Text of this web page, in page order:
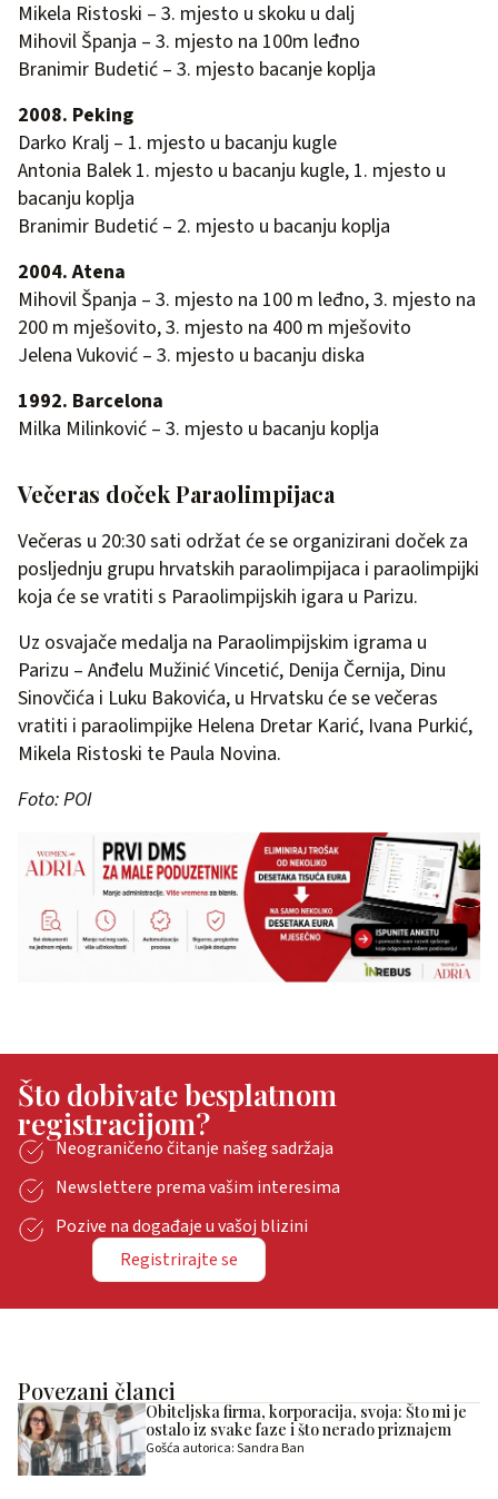
Mikela Ristoski – 3. mjesto u skoku u dalj
Mihovil Španja – 3. mjesto na 100m leđno
Branimir Budetić – 3. mjesto bacanje koplja
2008. Peking
Darko Kralj – 1. mjesto u bacanju kugle
Antonia Balek 1. mjesto u bacanju kugle, 1. mjesto u
bacanju koplja
Branimir Budetić – 2. mjesto u bacanju koplja
2004. Atena
Mihovil Španja – 3. mjesto na 100 m leđno, 3. mjesto na
200 m mješovito, 3. mjesto na 400 m mješovito
Jelena Vuković – 3. mjesto u bacanju diska
1992. Barcelona
Milka Milinković – 3. mjesto u bacanju koplja
Večeras doček Paraolimpijaca
Večeras u 20:30 sati održat će se organizirani doček za
posljednju grupu hrvatskih paraolimpijaca i paraolimpijki
koja će se vratiti s Paraolimpijskih igara u Parizu.
Uz osvajače medalja na Paraolimpijskim igrama u
Parizu – Anđelu Mužinić Vincetić, Denija Černija, Dinu
Sinovčića i Luku Bakovića, u Hrvatsku će se večeras
vratiti i paraolimpijke Helena Dretar Karić, Ivana Purkić,
Mikela Ristoski te Paula Novina.
Foto: POI
Što dobivate besplatnom
registracijom?
Neograničeno čitanje našeg sadržaja
Newslettere prema vašim interesima
Pozive na događaje u vašoj blizini
Registrirajte se
Povezani članci
Obiteljska firma, korporacija, svoja: Što mi je
ostalo iz svake faze i što nerado priznajem
Gošća autorica: Sandra Ban